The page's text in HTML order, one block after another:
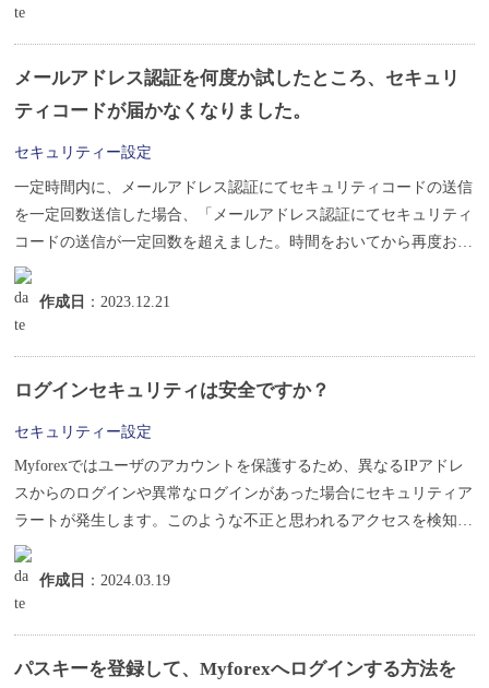
メールアドレス認証を何度か試したところ、セキュリ
ティコードが届かなくなりました。
セキュリティー設定
一定時間内に、メールアドレス認証にてセキュリティコードの送信
を一定回数送信した場合、「メールアドレス認証にてセキュリティ
コードの送信が一定回数を超えました。時間をおいてから再度お試
しください...
作成日 ：2023.12.21
ログインセキュリティは安全ですか？
セキュリティー設定
Myforexではユーザのアカウントを保護するため、異なるIPアドレ
スからのログインや異常なログインがあった場合にセキュリティア
ラートが発生します。このような不正と思われるアクセスを検知し
た...
作成日 ：2024.03.19
パスキーを登録して、Myforexへログインする方法を